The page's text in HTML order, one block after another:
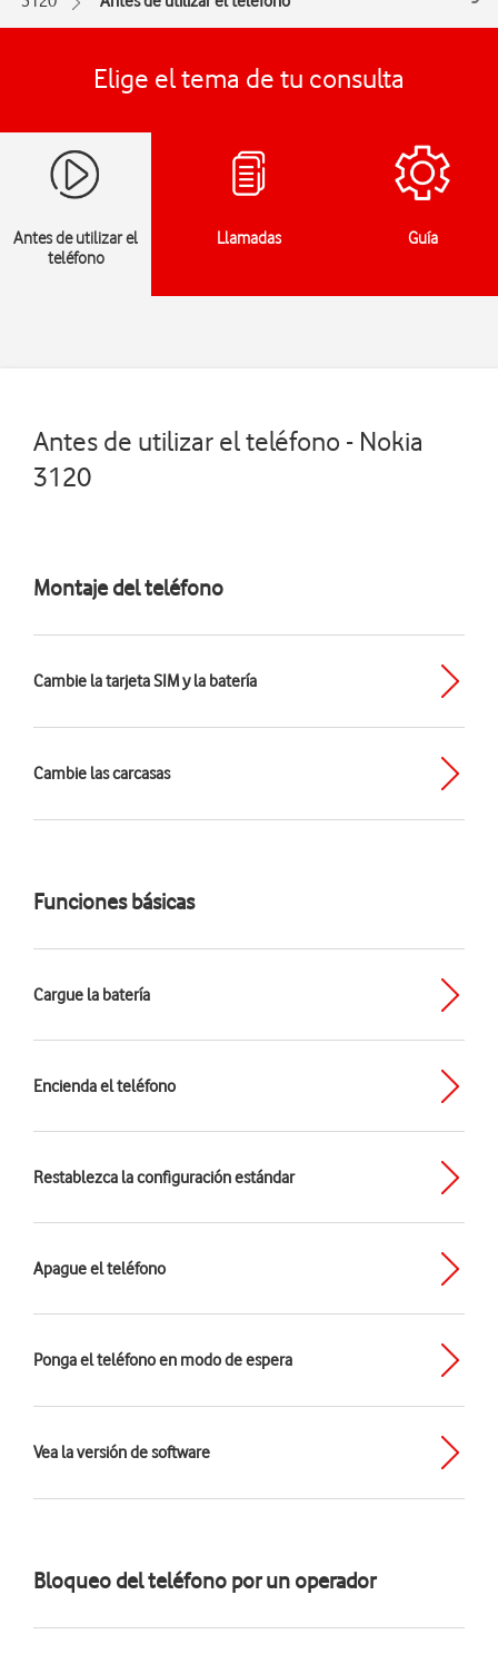
Elige el tema de tu consulta
Antes de utilizar el
teléfono
Llamadas Guía
Antes de utilizar el teléfono - Nokia
3120
Montaje del teléfono
Cambie la tarjeta SIM y la batería
Cambie las carcasas
Funciones básicas
Cargue la batería
Encienda el teléfono
Restablezca la configuración estándar
Apague el teléfono
Ponga el teléfono en modo de espera
Vea la versión de software
Bloqueo del teléfono por un operador